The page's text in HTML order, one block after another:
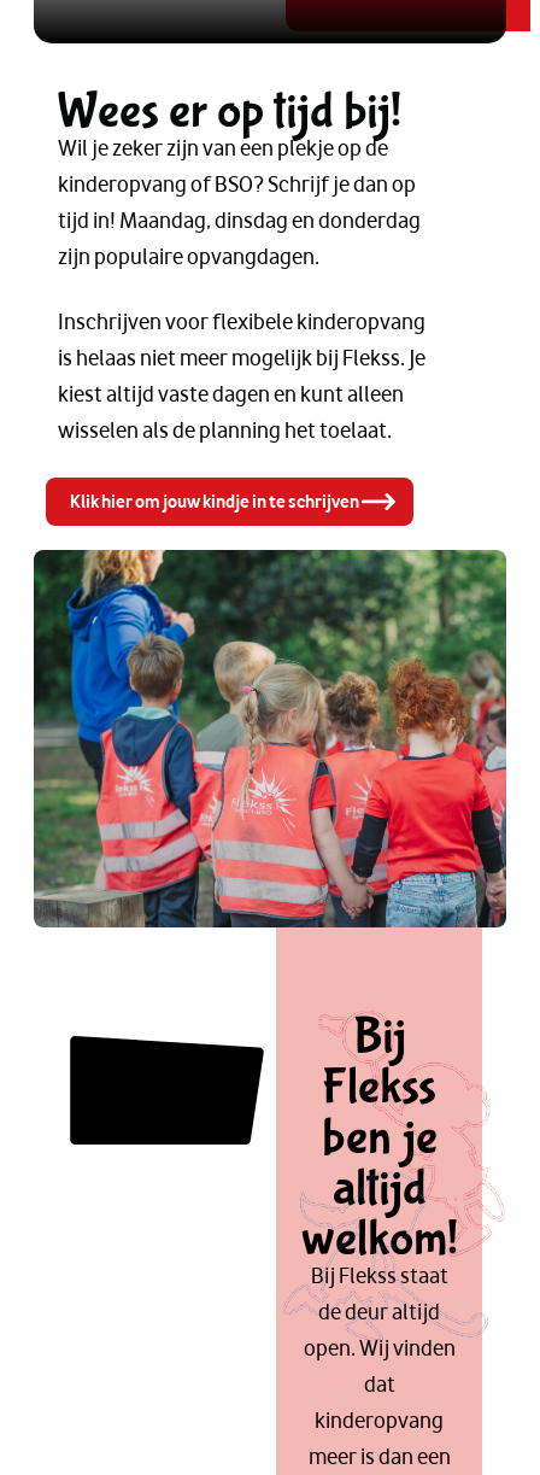
Wees er op tijd bij!
Wil je zeker zijn van een plekje op de
kinderopvang of BSO? Schrijf je dan op
tijd in! Maandag, dinsdag en donderdag
zijn populaire opvangdagen.
Inschrijven voor flexibele kinderopvang
is helaas niet meer mogelijk bij Flekss. Je
kiest altijd vaste dagen en kunt alleen
wisselen als de planning het toelaat.
Klik hier om jouw kindje in te schrijven
Bij
Flekss
ben je
altijd
welkom!
Bij Flekss staat
de deur altijd
open. Wij vinden
dat
kinderopvang
meer is dan een